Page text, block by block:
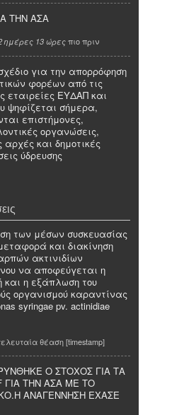
ΤΗΝ ΑΣΑ
ημέρες 13 ώρεςπιο πριν
για την απορρόφηση
φορέων από τις
εταιρείες ΕΥΔΑΠ και
ψηφίζεται σήμερα,
επιστήμονες,
οργανώσεις,
αρχές και δημοτικές
ύδρευσης
των μέσων συσκευασίας
και διακίνηση
ακτινιδίων
να αποφεύγεται η
και η εξάπλωση του
οργανισμού καραντίνας
syringae pv. actinidiae
θέαση [timestamp]
Ο ΣΤΟΧΟΣ ΓΙΑ ΤΑ
ΓΙΑ ΤΗΝ ΑΣΑ ΜΕ ΤΟ
ΑΝΑΓΕΝΝΗΣΗ ΕΧΑΣΕ